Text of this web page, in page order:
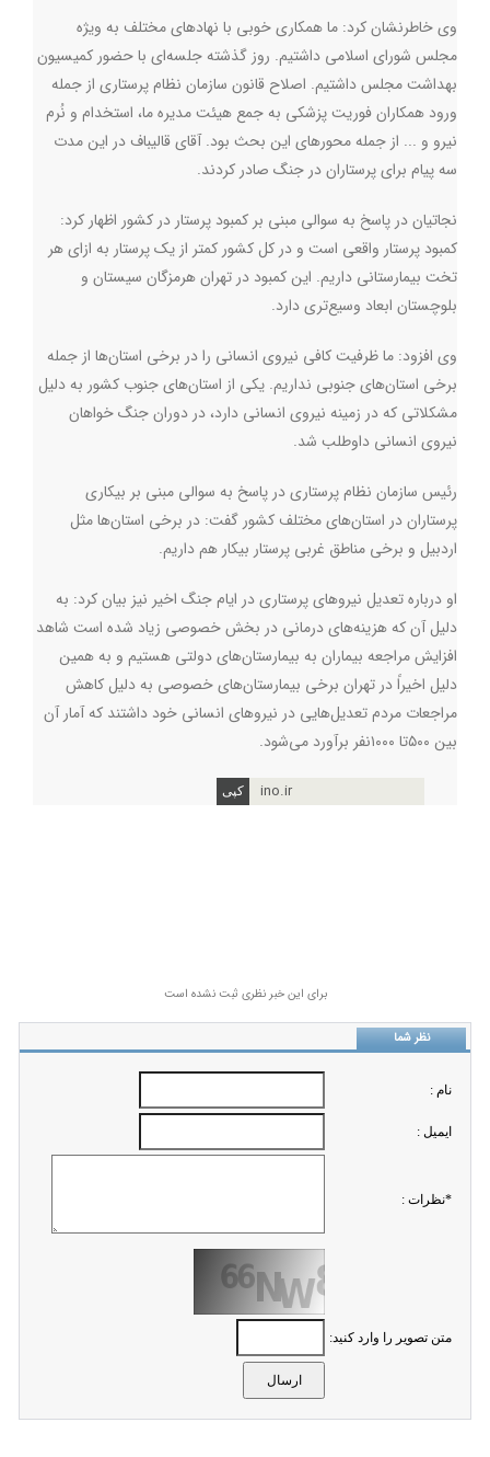
وی خاطرنشان کرد: ما همکاری خوبی با نهادهای مختلف به ویژه
مجلس شورای اسلامی داشتیم. روز گذشته جلسه‌ای با حضور کمیسیون
بهداشت مجلس داشتیم. اصلاح قانون سازمان نظام پرستاری از جمله
ورود همکاران فوریت پزشکی به جمع هیئت مدیره‌ ما، استخدام و نُرم
نیرو و ... از جمله محورهای این بحث بود. آقای قالیباف در این مدت
سه پیام برای پرستاران در جنگ صادر کردند.
نجاتیان در پاسخ به سوالی مبنی بر کمبود پرستار در کشور اظهار کرد:
کمبود پرستار واقعی است و در کل کشور کمتر از یک پرستار به ازای هر
تخت بیمارستانی داریم. این کمبود در تهران هرمزگان سیستان و
بلوچستان ابعاد وسیع‌تری دارد.
وی افزود: ما ظرفیت کافی نیروی انسانی را در برخی استان‌ها از جمله
برخی استان‌های جنوبی نداریم. یکی از استان‌های جنوب کشور به دلیل
مشکلاتی که در زمینه نیروی انسانی دارد، در دوران جنگ خواهان
نیروی انسانی داوطلب شد.
رئیس سازمان نظام پرستاری در پاسخ به سوالی مبنی بر بیکاری
پرستاران در استان‌های مختلف کشور گفت: در برخی استان‌ها مثل
اردبیل و برخی مناطق غربی پرستار بیکار هم داریم.
او درباره تعدیل نیروهای پرستاری در ایام جنگ اخیر نیز بیان کرد: به
دلیل آن که هزینه‌های درمانی در بخش خصوصی زیاد شده است شاهد
افزایش مراجعه بیماران به بیمارستان‌های دولتی هستیم و به همین
دلیل اخیراً در تهران برخی بیمارستان‌های خصوصی به دلیل کاهش
مراجعات مردم تعدیل‌هایی در نیروهای انسانی خود داشتند که آمار آن
بین ۵۰۰تا ۱۰۰۰نفر برآورد می‌شود.
ino.ir
برای این خبر نظری ثبت نشده است
نظر شما
نام :
ايميل :
*نظرات :
متن تصویر را وارد کنید: